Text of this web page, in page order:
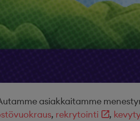
asiakkaitamme
, rekrytointi ,